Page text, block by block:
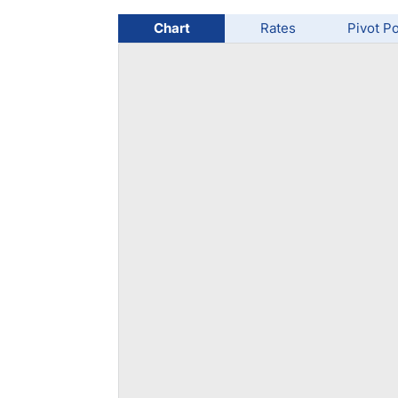
Chart Rates Pivot